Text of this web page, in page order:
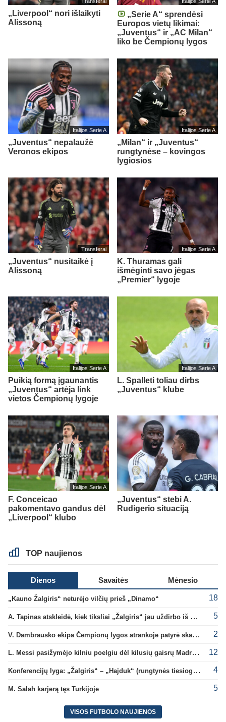
„Liverpool“ nori išlaikyti
Alissoną
„Serie A“ sprendėsi
Europos vietų likimai:
„Juventus“ ir „AC Milan“
liko be Čempionų lygos
Italijos Serie A
„Juventus“ nepalaužė
Veronos ekipos
Italijos Serie A
„Milan“ ir „Juventus“
rungtynėse – kovingos
lygiosios
Transferai
„Juventus“ nusitaikė į
Alissoną
Italijos Serie A
K. Thuramas gali
išmėginti savo jėgas
„Premier“ lygoje
Italijos Serie A
Puikią formą įgaunantis
„Juventus“ artėja link
vietos Čempionų lygoje
Italijos Serie A
L. Spalleti toliau dirbs
„Juventus“ klube
Italijos Serie A
F. Conceicao
pakomentavo gandus dėl
„Liverpool“ klubo
„Juventus“ stebi A.
Rudigerio situaciją
TOP naujienos
Dienos Savaitės Mėnesio
„Kauno Žalgiris“ neturėjo vilčių prieš „Dinamo“ 18
A. Tapinas atskleidė, kiek tiksliai „Žalgiris“ jau uždirbo iš UEFA premijų 5
V. Dambrausko ekipa Čempionų lygos atrankoje patyrė skaudžią nesėkmę 2
L. Messi pasižymėjo kilniu poelgiu dėl kilusių gaisrų Madride 12
Konferencijų lyga: „Žalgiris“ – „Hajduk“ (rungtynės tiesiogiai) 4
M. Salah karjerą tęs Turkijoje 5
VISOS FUTBOLO NAUJIENOS